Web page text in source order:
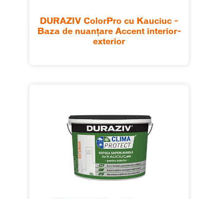
DURAZIV ColorPro cu Kauciuc –
Baza de nuanțare Accent interior-
exterior